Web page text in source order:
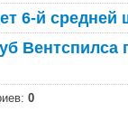
6-й средней
: 0